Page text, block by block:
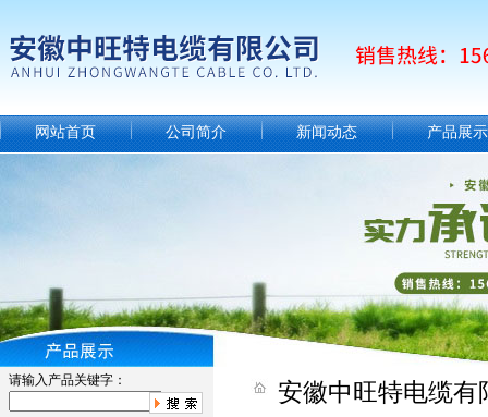
网站首页 公司简介 新闻动态 产品展示
请输入产品关键字：
安徽中旺特电缆